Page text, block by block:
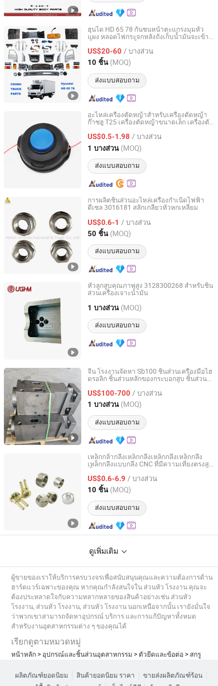
ฮุนได HD 65 78 กันชนหน้าตะแกรงมุมหัว
แผง หลอดไฟกระจกหลังถังเก็บน้ำมันจะเข้าสู่
รถบรรทุก
US$20-60 / บางส่วน
10 ชิ้น (MOQ)
ส่งแบบสอบถาม
Guangzhou FDong Auto Parts Co., Ltd.
Guangdong, China อัตราจาก 2021
อะไหล่เครื่องตัดหญ้าสำหรับเครื่องตัดหญ้า
ก๊าซฮู T25 เครื่องตัดหญ้าขนาดเล็ก เครื่องตัด
US$0.5-1.98 / บางส่วน
1 บางส่วน (MOQ)
ส่งแบบสอบถาม
Jinhua YIKE International Trade Co., Ltd
Zhejiang, China อัตราจาก 2025
การผลิตชิ้นส่วนอะไหล่เครื่องกำเนิดไฟฟ้า
ดีเซล 3016181 สลักเกลียวหัวหกเหลี่ยม
US$0.6-1 / บางส่วน
50 ชิ้น (MOQ)
ส่งแบบสอบถาม
Hubei Junvoch Industrial & Trade Co., Ltd.
Hubei, China อัตราจาก 2018
หัวลูกสูบคุณภาพสูง 3128300268 สำหรับชิ้น
ส่วนเครื่องเจาะน้ำมัน
1 บางส่วน (MOQ)
ส่งแบบสอบถาม
ChongQing Ug Heavy Machinery Co., Ltd.
Chongqing, China อัตราจาก 2025
จีน โรงงานจัดหา Sb100 ชิ้นส่วนเครื่องมือไฮ
ดรอลิก ชิ้นส่วนหลักของกระบอกสูบ ชิ้นส่วน
US$100-700 / บางส่วน
1 บางส่วน (MOQ)
ส่งแบบสอบถาม
Maanshan Senchuan Machinery Co., Ltd
Anhui, China อัตราจาก 2025
เหล็กกล้ากลึงเหล็กกลึงเหล็กกลึงเหล็กกลึง
เหล็กกลึงแบบกลึง CNC ที่มีความเที่ยงตรงสูง
US$0.6-6.9 / บางส่วน
10 ชิ้น (MOQ)
ส่งแบบสอบถาม
Shenzhen Honvision Precision Technology Co., Ltd.
Guangdong, China อัตราจาก 2021
ดูเพิ่มเติม
ผู้ขายของเราให้บริการครบวงจรเพื่อสนับสนุนคุณและความต้องการด้าน
ฮาร์ดแวร์เฉพาะของคุณ หากคุณกำลังสนใจใน ส่วนหัว โรงงาน คุณจะ
ต้องประหลาดใจกับความหลากหลายของสินค้าอย่างเช่น ส่วนหัว
โรงงาน, ส่วนหัว โรงงาน, ส่วนหัว โรงงาน นอกเหนือจากนั้น เรายังมั่นใจ
ว่าพวกเขาสามารถจัดหาอุปกรณ์ บริการ และการแก้ปัญหาทั้งหมด
สำหรับงานอุตสาหกรรมต่าง ๆ ของคุณได้
เรียกดูตามหมวดหมู่
หน้าหลัก > อุปกรณ์และชิ้นส่วนอุตสาหกรรม > ตัวยึดและข้อต่อ > สกรู
ผลิตภัณฑ์ยอดนิยม สินค้ายอดนิยม ราคา
ขายส่งผลิตภัณฑ์ร้อน